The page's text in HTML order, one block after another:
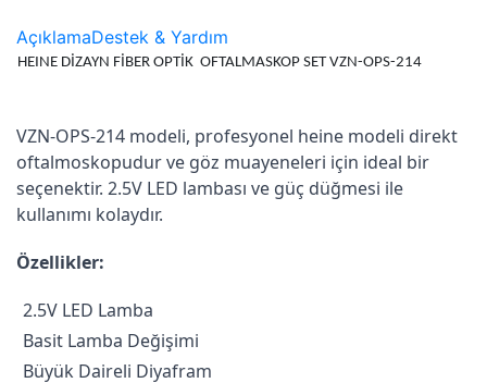
AçıklamaDestek & Yardım
HEINE DİZAYN FİBER OPTİK OFTALMASKOP SET VZN-OPS-214
VZN-OPS-214 modeli, profesyonel heine modeli direkt
oftalmoskopudur ve göz muayeneleri için ideal bir
seçenektir. 2.5V LED lambası ve güç düğmesi ile
kullanımı kolaydır.
Özellikler:
2.5V LED Lamba
Basit Lamba Değişimi
Büyük Daireli Diyafram